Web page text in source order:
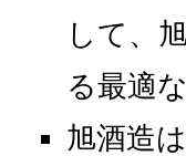
して、
る最適
旭酒造